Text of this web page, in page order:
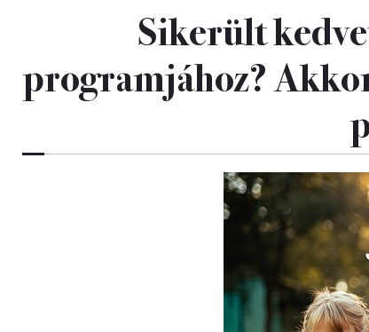
Sikerült
programjához?